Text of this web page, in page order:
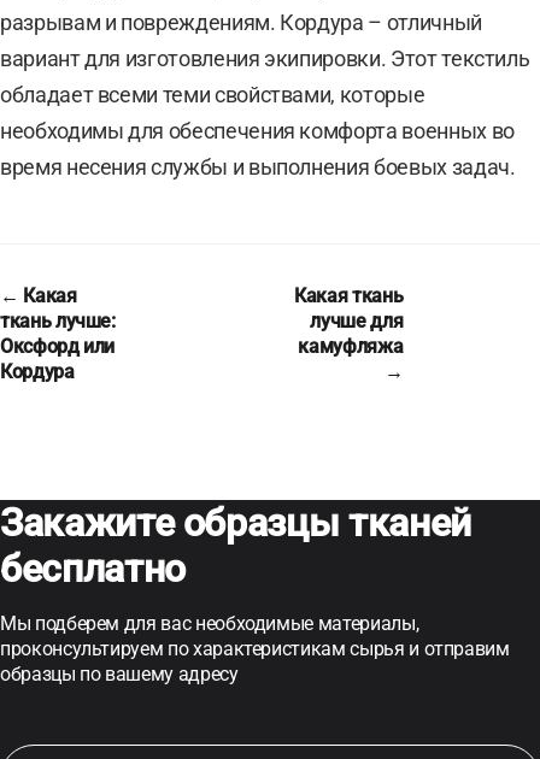
разрывам и повреждениям. Кордура – отличный
вариант для изготовления экипировки. Этот текстиль
обладает всеми теми свойствами, которые
необходимы для обеспечения комфорта военных во
время несения службы и выполнения боевых задач.
← Какая
ткань лучше:
Оксфорд или
Кордура
Какая ткань
лучше для
камуфляжа
→
Закажите образцы тканей
бесплатно
Мы подберем для вас необходимые материалы,
проконсультируем по характеристикам сырья и отправим
образцы по вашему адресу